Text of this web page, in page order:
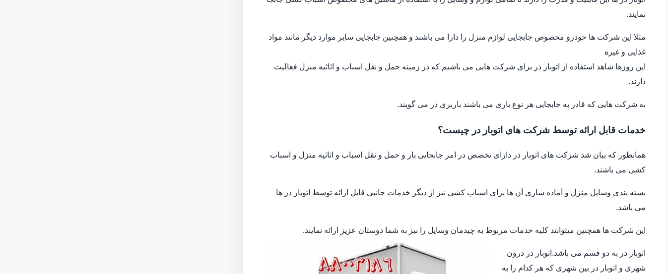
نمایند.
مثلا این شرکت ها خودرو مخصوص جابجایی لوازم منزل را دارا می باشند و همچنین جابجایی سایر موارد دیگر مانند مواد
غذایی و غیره
این روزها شاهد استفاده از اتوبار در برای شرکت هایی می باشیم که در زمینه حمل و نقل اسباب و اثاثیه منزل فعالیت
دارند.
به شرکت هایی که قادر به جابجایی هر نوع باری می باشند باربری در می گویند.
خدمات قابل ارائه توسط شرکت های اتوبار در چیست؟
همانطور که بیان شد شرکت های اتوبار در دارای تخصص در امر جابجایی بار و حمل و نقل اسباب و اثاثیه منزل و اسباب
کشی می باشند.
بسته بندی وسایل منزل و آماده سازی آن ها برای اسباب کشی نیز از دیگر خدمات جانبی قابل ارائه توسط اتوبار در ها
می باشد.
این شرکت ها همچنین میتوانند کلیه خدمات مربوط به چیدمان وسایل را نیز به شما دوستان عزیز ارائه نمایند.
اتوبار در به دو قسم می باشد.اتوبار در درون
شهری و اتوبار در بین شهری که هر کدام را به